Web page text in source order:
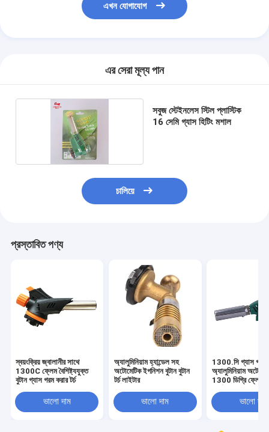
এখন যোগাযোগ
এর সেরা মূল্য পান
সবুজ স্টেইনলেস স্টিল প্লাস্টিক
16 সেমি গ্যাস হিটিং মশাল
চালিয়ে
প্রস্তাবিত পণ্য
স্বয়ংক্রিয় জ্বালানীর সাথে
1300C ফ্লেম বৈশিষ্ট্যযুক্ত
বুটান গ্যাস গরম করার টর্চ
ভালো দাম
অ্যালুমিনিয়াম হ্যান্ডেল সহ
অটোমেটিক ইগনিশন বুটান বুটান
টর্চ লাইটার
ভালো দাম
1300.সি গ্যাস গরম
অ্যালুমিনিয়াম অটো
1300 ডিগ্রি ফ্লেম
ভালো দাম